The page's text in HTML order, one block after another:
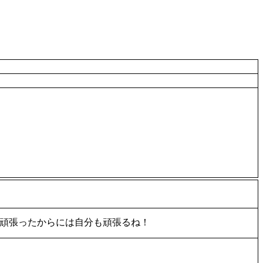
張ったからには自分も頑張るね！